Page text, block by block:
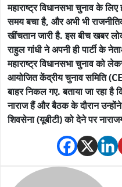
महाराष्ट्र विधानसभा चुनाव के
समय बचा है, और अभी भी
खींचतान जारी है. इस बीच खबर
राहुल गांधी ने अपनी ही पार्टी के
महाराष्‍ट्र विधानसभा चुनाव को
आयोजित केंद्रीय चुनाव समिति
बाहर निकल गए. बताया जा रहा है
नाराज हैं और बैठक के दौरान
शिवसेना (यूबीटी) को देने पर